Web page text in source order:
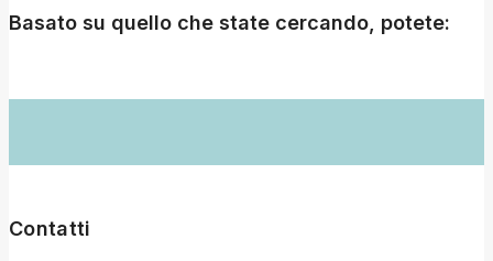
Basato su quello che state cercando, potete:
Contatti